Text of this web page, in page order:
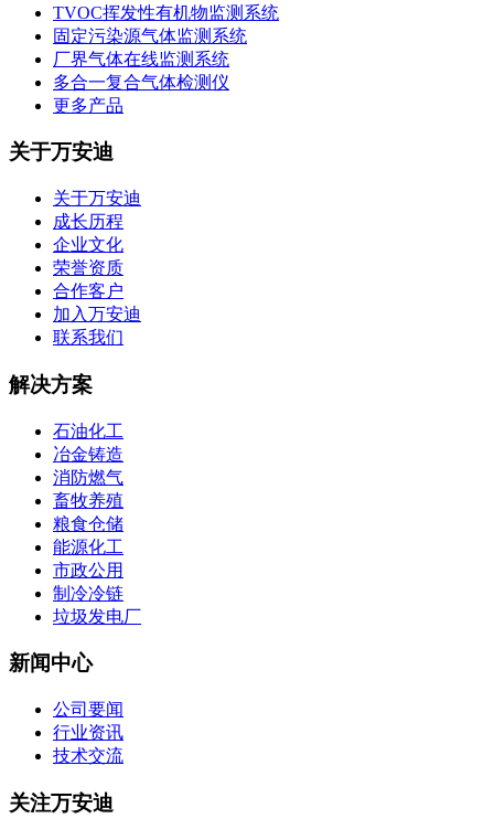
TVOC挥发性有机物监测系统
固定污染源气体监测系统
厂界气体在线监测系统
多合一复合气体检测仪
更多产品
关于万安迪
关于万安迪
成长历程
企业文化
荣誉资质
合作客户
加入万安迪
联系我们
解决方案
石油化工
冶金铸造
消防燃气
畜牧养殖
粮食仓储
能源化工
市政公用
制冷冷链
垃圾发电厂
新闻中心
公司要闻
行业资讯
技术交流
关注万安迪